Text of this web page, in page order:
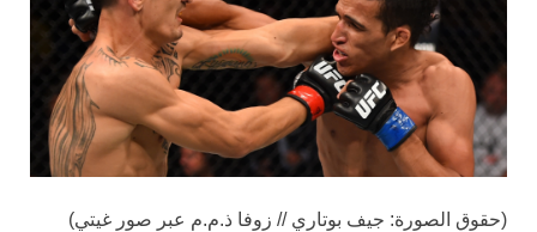
(حقوق الصورة: جيف بوتاري // زوفا ذ.م.م عبر صور غيتي)